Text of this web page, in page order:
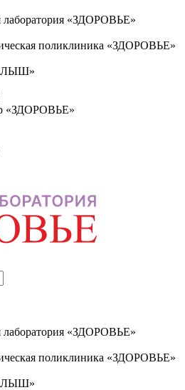
лаборатория «ЗДОРОВЬЕ»
поликлиника «ЗДОРОВЬЕ»
«ЗДОРОВЬЕ»
лаборатория «ЗДОРОВЬЕ»
поликлиника «ЗДОРОВЬЕ»